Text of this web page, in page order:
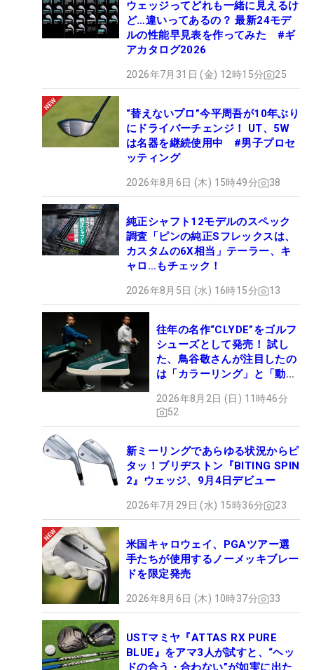
ウェッジってどれも一緒に見えるけ
ど…違いってあるの？ 最新24モデ
ルの性能早見表を作ってみた #ギ
アカタログ2026
2026年7月31日 (金) 12時15分 25
“替えないプロ”今平周吾が10年ぶり
にドライバーチェンジ！ UT、5W
は名器を継続使用中 #男子プロセ
ッティング
2026年8月6日 (木) 15時49分 38
純正シャフト12モデルのスペック
調査「ピンの純正Sフレックスは、
カスタムの6X相当」テーラー、キ
ャロ…もチェック！
2026年8月5日 (水) 16時15分 13
往年の名作“CLYDE”をゴルフ
シューズとして発売！ 試し
た、鳥谷敬さんが注目したの
は「カラーリング」と「動き
2026年8月2日 (日) 11時46分
52
新ミーリングであらゆる状況からピ
タッ！ブリヂストン『BITING SPIN
2』ウェッジ、9月4日デビュー
2026年7月29日 (水) 15時36分 23
米国キャロウェイ、PGAツアー選
手たちが使用するノーメッキブレー
ドを限定発売
2026年8月6日 (木) 10時37分 33
USTマミヤ『ATTAS RX PURE
BLUE』をアマ3人が試すと、“ヘッ
ドの合う・合わない”が如実に出た